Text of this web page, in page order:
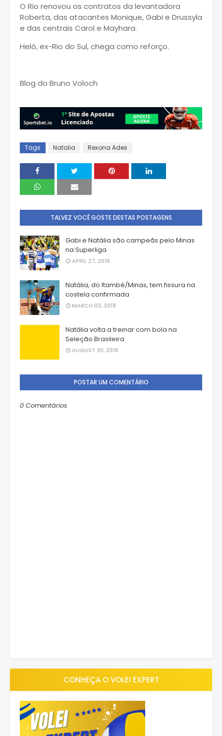
O Rio renovou os contratos da levantadora
Roberta, das atacantes Monique, Gabi e Drussyla
e das centrais Carol e Mayhara.
Helô, ex-Rio do Sul, chega como reforço.
Blog do Bruno Voloch
Tags Natalia Rexona Ades
TALVEZ VOCÊ GOSTE DESTAS POSTAGENS
Gabi e Natália são campeãs pelo Minas
na Superliga
APRIL 27, 2019
Natália, do Itambé/Minas, tem fissura na
costela confirmada
MARCH 03, 2019
Natália volta a treinar com bola na
Seleção Brasileira
AUGUST 30, 2018
POSTAR UM COMENTÁRIO
0 Comentários
CONHEÇA O VOLEI EXPERT